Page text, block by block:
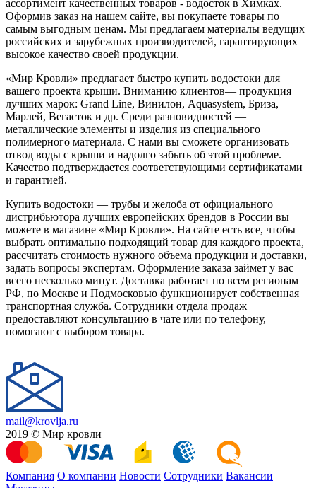
ассортимент качественных товаров - водосток в Химках.
Оформив заказ на нашем сайте, вы покупаете товары по
самым выгодным ценам. Мы предлагаем материалы ведущих
российских и зарубежных производителей, гарантирующих
высокое качество своей продукции.
«Мир Кровли» предлагает быстро купить водостоки для
вашего проекта крыши. Вниманию клиентов— продукция
лучших марок: Grand Line, Винилон, Aquasystem, Бриза,
Марлей, Вегасток и др. Среди разновидностей —
металлические элементы и изделия из специального
полимерного материала. С нами вы сможете организовать
отвод воды с крыши и надолго забыть об этой проблеме.
Качество подтверждается соответствующими сертификатами
и гарантией.
Купить водостоки — трубы и желоба от официального
дистрибьютора лучших европейских брендов в России вы
можете в магазине «Мир Кровли». На сайте есть все, чтобы
выбрать оптимально подходящий товар для каждого проекта,
рассчитать стоимость нужного объема продукции и доставки,
задать вопросы экспертам. Оформление заказа займет у вас
всего несколько минут. Доставка работает по всем регионам
РФ, по Москве и Подмосковью функционирует собственная
транспортная служба. Сотрудники отдела продаж
предоставляют консультацию в чате или по телефону,
помогают с выбором товара.
mail@krovlja.ru
2019 © Мир кровли
Компания О компании Новости Сотрудники Вакансии